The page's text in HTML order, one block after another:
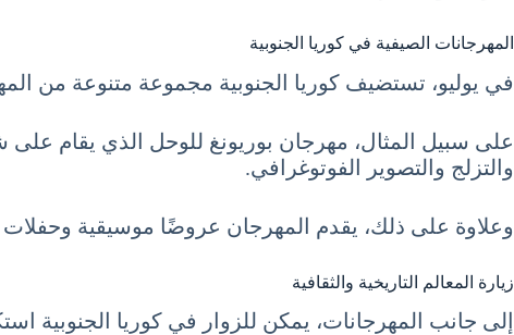
المهرجانات الصيفية في كوريا الجنوبية
في يوليو، تستضيف كوريا الجنوبية مجموعة متنوعة من
على سبيل المثال، مهرجان بوريونغ للوحل الذي يقام
والتزلج والتصوير الفوتوغرافي.
وعلاوة على ذلك، يقدم المهرجان عروضًا موسيقية
زيارة المعالم التاريخية والثقافية
إلى جانب المهرجانات، يمكن للزوار في كوريا الجنوبية